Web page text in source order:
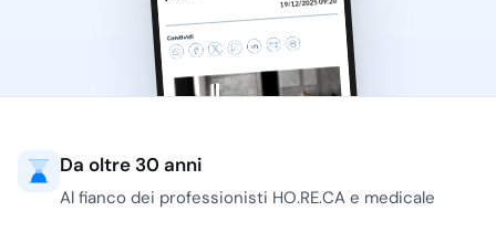
Da oltre 30 anni
Al fianco dei professionisti HO.RE.CA e medicale